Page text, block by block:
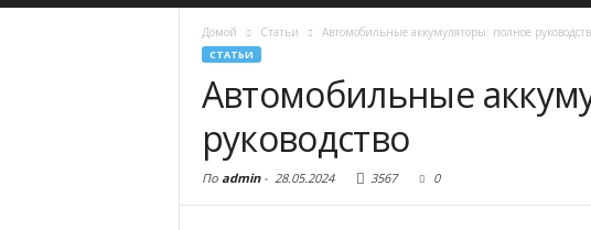
Домой Статьи Автомобильные аккумуляторы: полное
СТАТЬИ
Автомобильные
руководство
По admin- 28.05.2024 3567 0